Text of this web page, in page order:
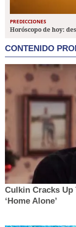
PREDICCIONES
Horóscopo de hoy:
CONTENIDO
Culkin Cracks Up
‘Home Alone’